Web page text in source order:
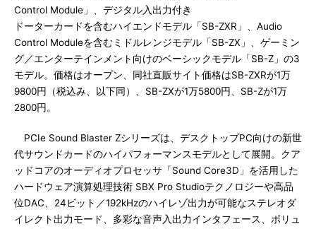
Control Module」、デジタル入出力付き
ドーターカードを含むハイエンドモデル「SB-ZXR」、Audio
Control Moduleを含むミドルレンジモデル「SB-ZX」、ゲーミン
グ／エンターテインメント向けのベーシックモデル「SB-Z」の3
モデル。価格はオープン、同社直販サイト価格はSB-ZXRが1万
9800円（税込み、以下同）、SB-ZXが1万5800円、SB-Zが1万
2800円。
PCIe Sound Blaster Zシリーズは、デスクトップPC向けの新世
代サウンドカードのハイパフォーマンスモデルとして展開。クア
ッドコアのオーディオプロセッサ「Sound Core3D」を活用した
ハードウェア演算処理技術 SBX Pro Studioテクノロジーや高品
位DAC、24ビット／192kHzのハイレゾ出力が可能なステレオダ
イレクト出力モード、多彩な音声入出力インタフェース、ボリュ